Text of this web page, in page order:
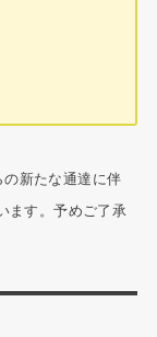
新たな通達に伴
ます。予めご了承